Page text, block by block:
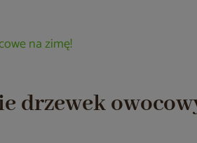
na zimę!
drzewek